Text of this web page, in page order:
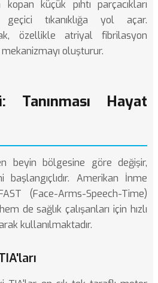
küçük pıhtı parçacıkları
geçici tıkanıklığa yol açar.
özellikle atriyal fibrilasyon
oluşturur.
Tanınması Hayat
beyin bölgesine göre değişir,
Amerikan İnme
(Face-Arms-Speech-Time)
de sağlık çalışanları için hızlı
kullanılmaktadır.